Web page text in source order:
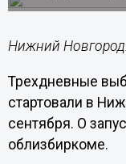
Нижний
Трехдневные
стартовали в
сентября. О
облизбиркоме.